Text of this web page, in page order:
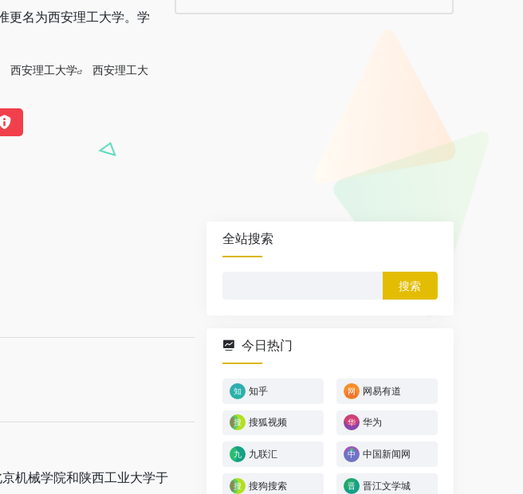
更名为西安理工大学。学
西安理工大学
西安理工大
机械学院和陕西工业大学于
全站搜索
今日热门
知乎 网易有道
搜狐视频 华为
九联汇 中国新闻网
搜狗搜索 晋江文学城